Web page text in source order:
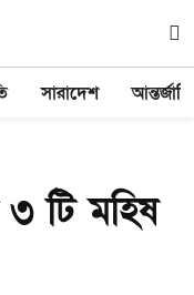
সারাদেশ
টি মহিষ